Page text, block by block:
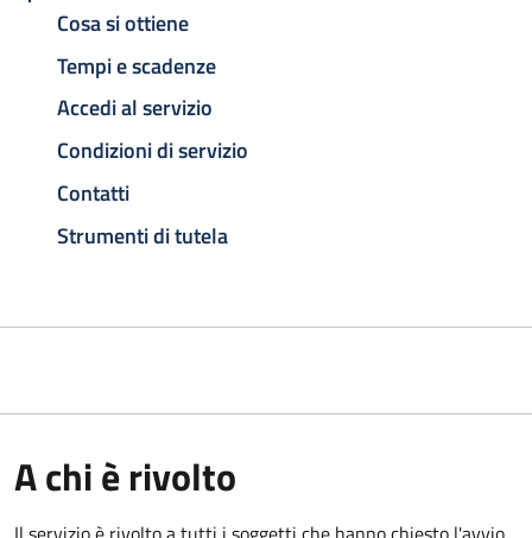
Cosa si ottiene
Tempi e scadenze
Accedi al servizio
Condizioni di servizio
Contatti
Strumenti di tutela
A chi è rivolto